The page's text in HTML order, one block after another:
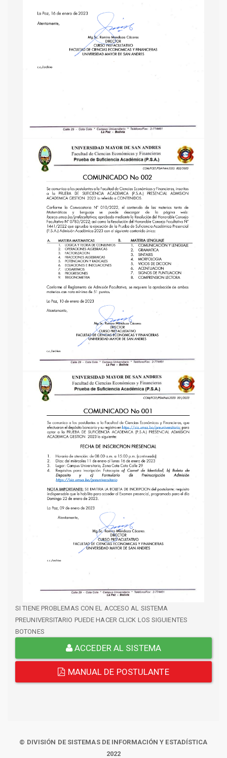
SI TIENE PROBLEMAS CON EL ACCESO AL SISTEMA
PREUNIVERSITARIO PUEDE HACER CLICK LOS SIGUIENTES
BOTONES
ACCEDER AL SISTEMA
MANUAL DE POSTULANTE
© DIVISIÓN DE SISTEMAS DE INFORMACIÓN Y ESTADÍSTICA
2022